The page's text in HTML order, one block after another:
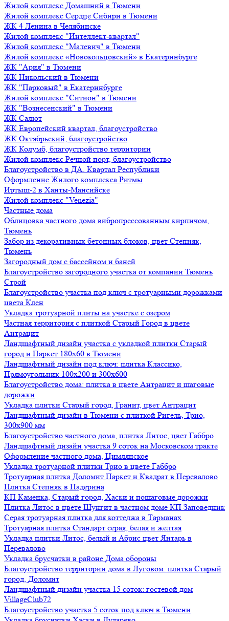
Жилой комплекс Домашний в Тюмени
Жилой комплекс Сердце Сибири в Тюмени
ЖК 4 Ленина в Челябинске
Жилой комплекс "Интеллект-квартал"
Жилой комплекс "Малевич" в Тюмени
Жилой комплекс «Новокольцовский» в Екатеринбурге
ЖК "Ария" в Тюмени
ЖК Никольский в Тюмени
ЖК "Парковый" в Екатеринбурге
Жилой комплекс "Ситион" в Тюмени
ЖК "Вознесенский" в Тюмени
ЖК Салют
ЖК Европейский квартал, благоустройство
ЖК Октябрьский, благоустройство
ЖК Колумб, благоустройство территории
Жилой комплекс Речной порт, благоустройство
Благоустройство в ДА. Квартал Республики
Оформление Жилого комплекса Ритмы
Иртыш-2 в Ханты-Мансийске
Жилой комплекс "Venezia"
Частные дома
Облицовка частного дома вибропрессованным кирпичом,
Тюмень
Забор из декоративных бетонных блоков, цвет Степняк,
Тюмень
Загородный дом с бассейном и баней
Благоустройство загородного участка от компании Тюмень
Строй
Благоустройство участка под ключ с тротуарными дорожками
цвета Клен
Укладка тротуарной плиты на участке с озером
Частная территория с плиткой Старый Город в цвете
Антрацит
Ландшафтный дизайн участка с укладкой плитки Старый
город и Паркет 180х60 в Тюмени
Ландшафтный дизайн под ключ: плитка Классико,
Прямоугольник 100х200 и 300х600
Благоустройство дома: плитка в цвете Антрацит и шаговые
дорожки
Укладка плитки Старый город, Гранит, цвет Антрацит
Ландшафтный дизайн в Тюмени с плиткой Ригель, Трио,
300х900 мм
Благоустройство частного дома, плитка Литос, цвет Габбро
Ландшафтный дизайн участка 9 соток на Московском тракте
Оформление частного дома, Цимлянское
Укладка тротуарной плитки Трио в цвете Габбро
Тротуарная плитка Доломит Паркет и Квадрат в Перевалово
Плитка Степняк в Падерина
КП Каменка, Старый город, Хаски и пошаговые дорожки
Плитка Литос в цвете Шунгит в частном доме КП Заповедник
Серая тротуарная плитка для коттеджа в Тарманах
Тротуарная плитка Стандарт серая, белая и желтая
Укладка плитки Литос, белый и Абрис цвет Янтарь в
Перевалово
Укладка брусчатки в районе Дома обороны
Благоустройство территории дома в Луговом: плитка Старый
город, Доломит
Ландшафтный дизайн участка 15 соток: гостевой дом
VillageClub72
Благоустройство участка 5 соток под ключ в Тюмени